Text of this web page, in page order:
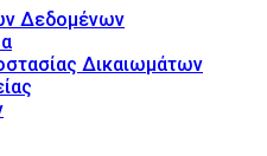
Δεδομένων
Δικαιωμάτων